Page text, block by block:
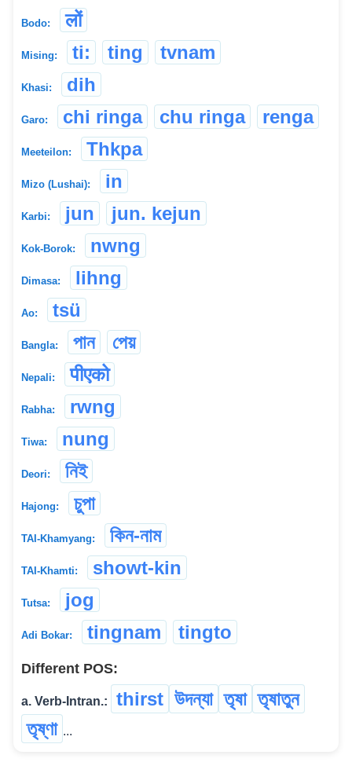
Bodo: लों
Mising: ti: ting tvnam
Khasi: dih
Garo: chi ringa chu ringa renga
Meeteilon: Thkpa
Mizo (Lushai): in
Karbi: jun jun. kejun
Kok-Borok: nwng
Dimasa: lihng
Ao: tsü
Bangla: পান পেয়
Nepali: पीएको
Rabha: rwng
Tiwa: nung
Deori: নিই
Hajong: চুপা
TAI-Khamyang: কিন-নাম
TAI-Khamti: showt-kin
Tutsa: jog
Adi Bokar: tingnam tingto
Different POS:
a. Verb-Intran.: thirst উদন্যা তৃষা তৃষাতুন
তৃষ্ণা ...